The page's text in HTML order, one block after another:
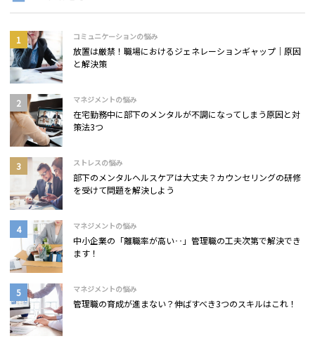
コミュニケーションの悩み
放置は厳禁！職場におけるジェネレーションギャップ｜原因
と解決策
マネジメントの悩み
在宅勤務中に部下のメンタルが不調になってしまう原因と対
策法3つ
ストレスの悩み
部下のメンタルヘルスケアは大丈夫？カウンセリングの研修
を受けて問題を解決しよう
マネジメントの悩み
中小企業の「離職率が高い‥」管理職の工夫次第で解決でき
ます！
マネジメントの悩み
管理職の育成が進まない？伸ばすべき3つのスキルはこれ！